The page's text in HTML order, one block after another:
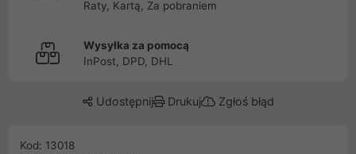
Raty, Kartą, Za pobraniem
Wysyłka za pomocą
InPost, DPD, DHL
Udostępnij Drukuj Zgłoś błąd
Kod: 13018